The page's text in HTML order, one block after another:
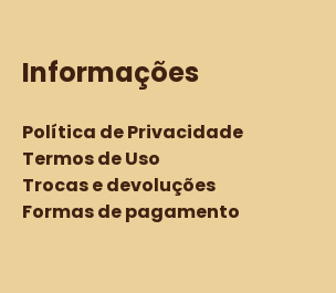
Informações
Política de Privacidade
Termos de Uso
Trocas e devoluções
Formas de pagamento